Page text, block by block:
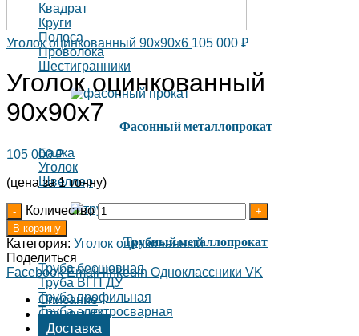
Квадрат
Круги
Полоса
Проволока
Шестигранники
Фасонный металлопрокат
Балка
Уголок
Швеллер
Трубный металлопрокат
Труба бесшовная
Труба ВГП ДУ
Труба профильная
Труба электросварная
Уголок оцинкованный 90х90х6 105 000 ₽
Уголок оцинкованный
90х90х7
105 000₽
(цена за 1 тонну)
Количество
В корзину
Категория: Уголок оцинкованный
Поделиться
Facebook Email linkedin Одноклассники VK
Описание
Отзывы (0)
Доставка